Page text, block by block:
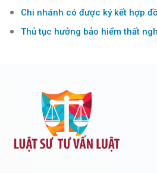
Chi nhánh có được ký kết hợp
Thủ tục hưởng bảo hiểm thất